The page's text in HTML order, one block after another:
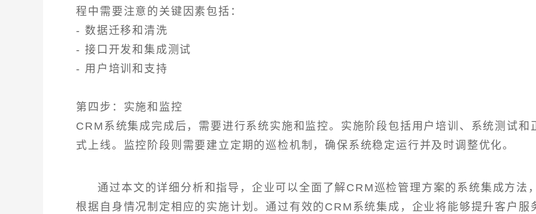
程中需要注意的关键因素包括：
- 数据迁移和清洗
- 接口开发和集成测试
- 用户培训和支持
第四步：实施和监控
CRM系统集成完成后，需要进行系统实施和监控。实施阶段包括用户培训、系统测试和
式上线。监控阶段则需要建立定期的巡检机制，确保系统稳定运行并及时调整优化。
通过本文的详细分析和指导，企业可以全面了解CRM巡检管理方案的系统集成方法
根据自身情况制定相应的实施计划。通过有效的CRM系统集成，企业将能够提升客户服